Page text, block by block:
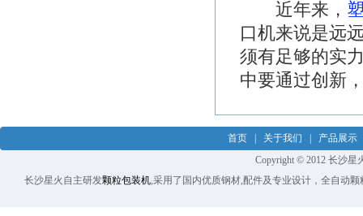
近年来，
口机来说是远
须有足够的实
中要通过创新
首页| 关于我们 产品展示
Copyright © 2012 长沙星
长沙星火自主研发颗粒包装机,采用了国内优质钢材,配件及专业设计，全自动